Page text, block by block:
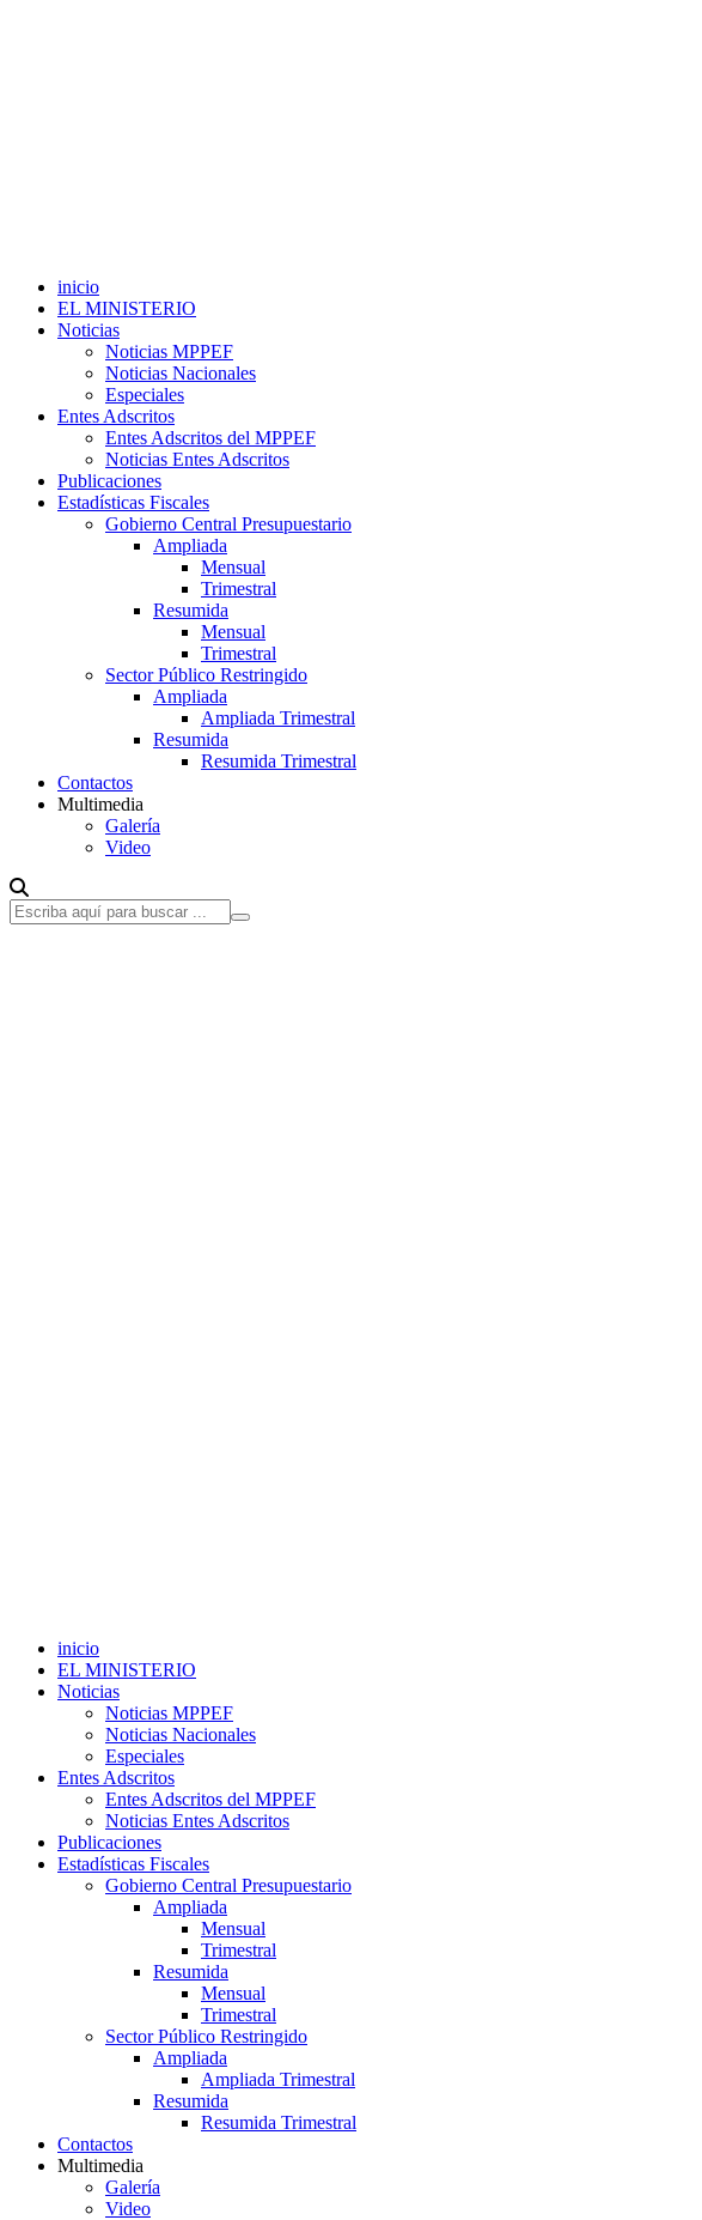
inicio
EL MINISTERIO
Noticias
Noticias MPPEF
Noticias Nacionales
Especiales
Entes Adscritos
Entes Adscritos del MPPEF
Noticias Entes Adscritos
Publicaciones
Estadísticas Fiscales
Gobierno Central Presupuestario
Ampliada
Mensual
Trimestral
Resumida
Mensual
Trimestral
Sector Público Restringido
Ampliada
Ampliada Trimestral
Resumida
Resumida Trimestral
Contactos
Multimedia
Galería
Video
inicio
EL MINISTERIO
Noticias
Noticias MPPEF
Noticias Nacionales
Especiales
Entes Adscritos
Entes Adscritos del MPPEF
Noticias Entes Adscritos
Publicaciones
Estadísticas Fiscales
Gobierno Central Presupuestario
Ampliada
Mensual
Trimestral
Resumida
Mensual
Trimestral
Sector Público Restringido
Ampliada
Ampliada Trimestral
Resumida
Resumida Trimestral
Contactos
Multimedia
Galería
Video